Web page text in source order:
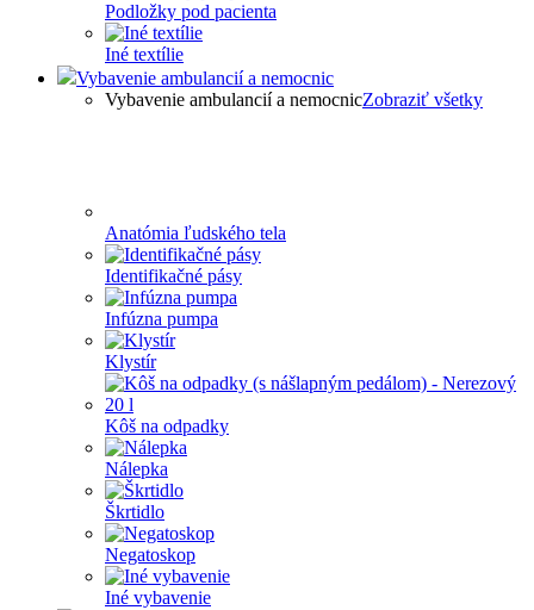
Podložky pod pacienta
Iné textílie
Vybavenie ambulancií a nemocnic
Vybavenie ambulancií a nemocnicZobraziť všetky
Anatómia ľudského tela
Identifikačné pásy
Infúzna pumpa
Klystír
Kôš na odpadky
Nálepka
Škrtidlo
Negatoskop
Iné vybavenie